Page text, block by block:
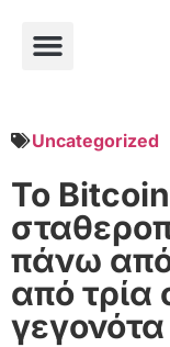
Uncategorized
Το
πάνω
από τρία
γεγονότα